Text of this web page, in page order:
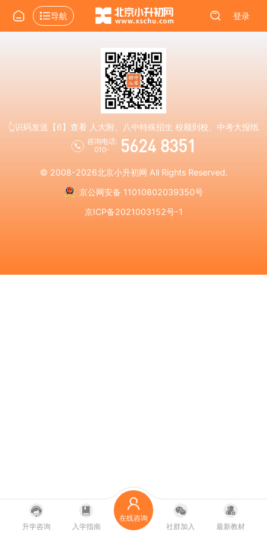
导航 登录
👆识码发送【6】查看 人大附、八中特殊招生 校额到校、中考大报纸
咨询电话:
010-
5624 8351
© 2008-2026北京小升初网 All Rights Reserved.
京公网安备 11010802039350号
京ICP备2021003152号-1
升学咨询 入学指南
在线咨询
社群加入
最新教材